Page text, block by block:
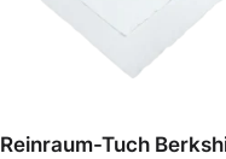
Reinraum-Tuch